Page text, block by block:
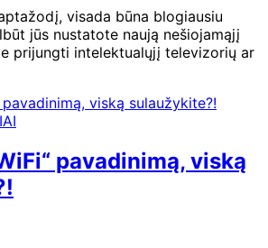
visada būna blogiausiu
jūs nustatote naują nešiojamąjį
prijungti intelektualųjį televizorių ar
pavadinimą, viską